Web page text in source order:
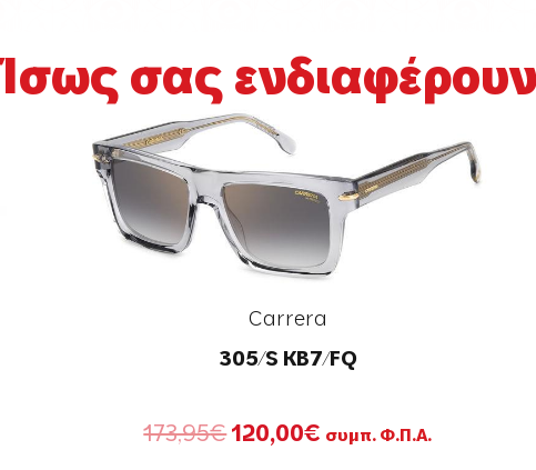
Ίσως σας
Carrera
305/S KB7/FQ
173,95€Original
120,00€ Η
συμπ. Φ.Π.Α.